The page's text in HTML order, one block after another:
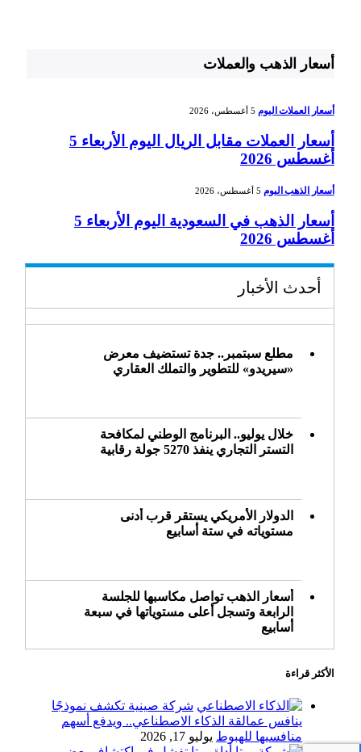
أسعار الذهب والعملات
أسعار العملات اليوم 5 أغسطس، 2026
أسعار العملات مقابل الريال اليوم الأربعاء 5
أغسطس 2026
أسعار الذهب اليوم 5 أغسطس، 2026
أسعار الذهب في السعودية اليوم الأربعاء 5
أغسطس 2026
أحدث الأخبار
مطلع سبتمبر.. جدة تستضيف معرض
«سيريدو» للتطوير والتملك العقاري
خلال يوليو.. البرنامج الوطني لمكافحة
التستر التجاري ينفذ 5270 جولة رقابية
الدولار الأمريكي يستقر قرب أدنى
مستوياته في ستة أسابيع
أسعار الذهب تواصل مكاسبها للجلسة
الرابعة وتسجل أعلى مستوياتها في سبعة
أسابيع
أسعار النفط ترتفع وسط ترقب نتائجالأكثر قراءة
شركة صينية تكشف نموذجًا
ينافس عمالقة الذكاء الاصطناعي.. ويدفع أسهم
منافسيها للهبوط يوليو 17, 2026